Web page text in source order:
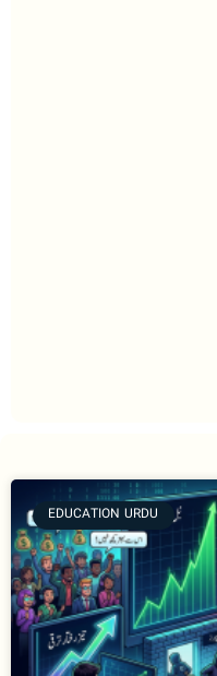
EDUCATION URDU